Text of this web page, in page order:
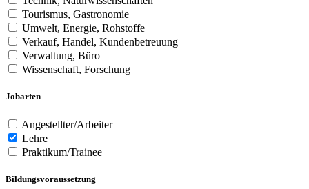
Tourismus, Gastronomie
Umwelt, Energie, Rohstoffe
Verkauf, Handel, Kundenbetreuung
Verwaltung, Büro
Wissenschaft, Forschung
Jobarten
Angestellter/Arbeiter
Lehre
Praktikum/Trainee
Bildungsvoraussetzung